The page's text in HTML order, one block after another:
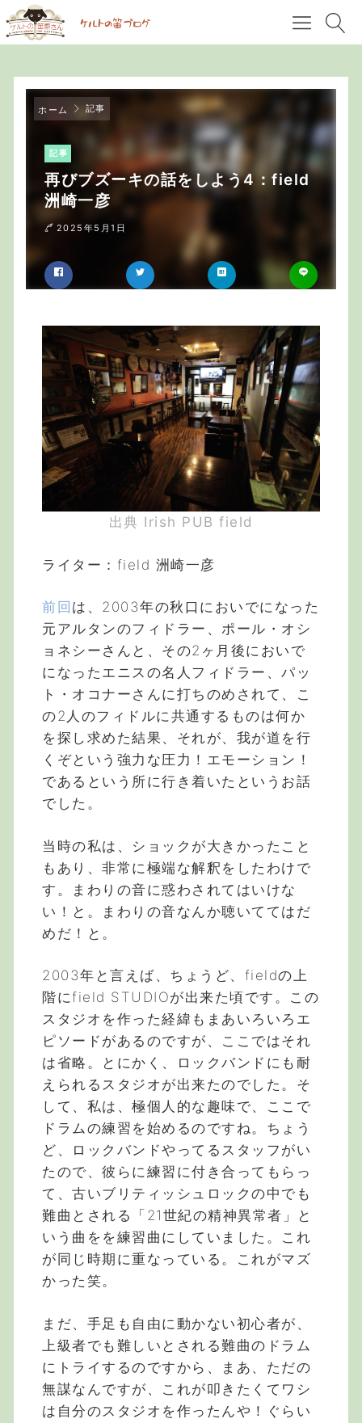
ホーム 記事
記事
再びブズーキの話をしよう4：field
洲崎一彦
2025年5月1日
出典 Irish PUB field
ライター：field 洲崎一彦
前回 は、2003年の秋口においでになった
元アルタンのフィドラー、ポール・オシ
ョネシーさんと、その2ヶ月後においで
になったエニスの名人フィドラー、パッ
ト・オコナーさんに打ちのめされて、こ
の2人のフィドルに共通するものは何か
を探し求めた結果、それが、我が道を行
くぞという強力な圧力！エモーション！
であるという所に行き着いたというお話
でした。
当時の私は、ショックが大きかったこと
もあり、非常に極端な解釈をしたわけで
す。まわりの音に惑わされてはいけな
い！と。まわりの音なんか聴いててはだ
めだ！と。
2003年と言えば、ちょうど、fieldの上
階にfield STUDIOが出来た頃です。この
スタジオを作った経緯もまあいろいろエ
ピソードがあるのですが、ここではそれ
は省略。とにかく、ロックバンドにも耐
えられるスタジオが出来たのでした。そ
して、私は、極個人的な趣味で、ここで
ドラムの練習を始めるのですね。ちょう
ど、ロックバンドやってるスタッフがい
たので、彼らに練習に付き合ってもらっ
て、古いブリティッシュロックの中でも
難曲とされる「21世紀の精神異常者」と
いう曲をを練習曲にしていました。これ
が同じ時期に重なっている。これがマズ
かった笑。
まだ、手足も自由に動かない初心者が、
上級者でも難しいとされる難曲のドラム
にトライするのですから、まあ、ただの
無謀なんですが、これが叩きたくてワシ
は自分のスタジオを作ったんや！ぐらい